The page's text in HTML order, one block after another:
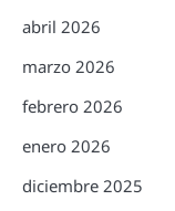
abril 2026
marzo 2026
febrero 2026
enero 2026
diciembre 2025